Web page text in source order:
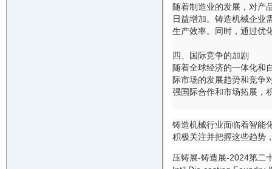
随着制造业的发展，对产
日益增加。铸造机械企业
生产效率。同时，通过优
四、国际竞争的加剧
随着全球经济的一体化和
际市场的发展趋势和竞争
强国际合作和市场拓展，
铸造机械行业面临着智能
积极关注并把握这些趋势
压铸展-铸造展-2024第二